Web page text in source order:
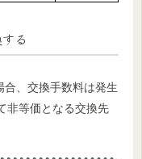
る
、交換手数料は発生
非等価となる交換先